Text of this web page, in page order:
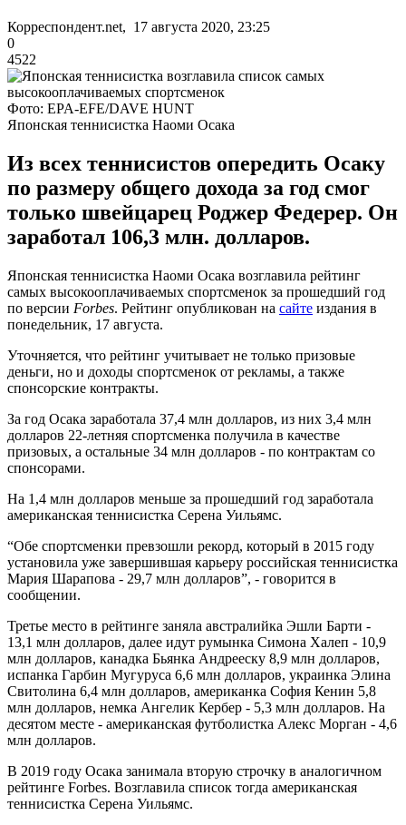
Корреспондент.net, 17 августа 2020, 23:25
0
4522
Фото: EPA-EFE/DAVE HUNT
Японская теннисистка Наоми Осака
Из всех теннисистов опередить Осаку
по размеру общего дохода за год смог
только швейцарец Роджер Федерер. Он
заработал 106,3 млн. долларов.
Японская теннисистка Наоми Осака возглавила рейтинг
самых высокооплачиваемых спортсменок за прошедший год
по версии Forbes. Рейтинг опубликован на сайте издания в
понедельник, 17 августа.
Уточняется, что рейтинг учитывает не только призовые
деньги, но и доходы спортсменок от рекламы, а также
спонсорские контракты.
За год Осака заработала 37,4 млн долларов, из них 3,4 млн
долларов 22-летняя спортсменка получила в качестве
призовых, а остальные 34 млн долларов - по контрактам со
спонсорами.
На 1,4 млн долларов меньше за прошедший год заработала
американская теннисистка Серена Уильямс.
“Обе спортсменки превзошли рекорд, который в 2015 году
установила уже завершившая карьеру российская теннисистка
Мария Шарапова - 29,7 млн долларов”, - говорится в
сообщении.
Третье место в рейтинге заняла австралийка Эшли Барти -
13,1 млн долларов, далее идут румынка Симона Халеп - 10,9
млн долларов, канадка Бьянка Андрееску 8,9 млн долларов,
испанка Гарбин Мугуруса 6,6 млн долларов, украинка Элина
Свитолина 6,4 млн долларов, американка София Кенин 5,8
млн долларов, немка Ангелик Кербер - 5,3 млн долларов. На
десятом месте - американская футболистка Алекс Морган - 4,6
млн долларов.
В 2019 году Осака занимала вторую строчку в аналогичном
рейтинге Forbes. Возглавила список тогда американская
теннисистка Серена Уильямс.